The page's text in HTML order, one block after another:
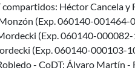
Héctor Cancela
(Exp. 060140-001464-
(Exp. 060140-000082-
(Exp. 060140-000103-
- CoDT: Álvaro Martín